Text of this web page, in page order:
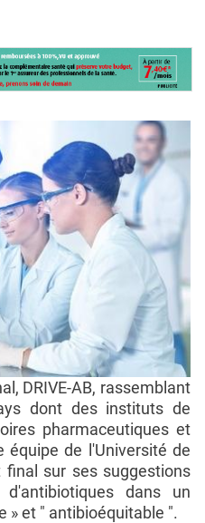
DRIVE-AB, rassemblant
dont des instituts de
pharmaceutiques et
équipe de l'Université de
final sur ses suggestions
dans un
» et " antibioéquitable ".